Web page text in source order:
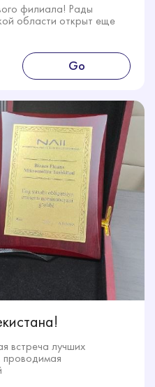
филиала! Рады
области открыт еще
Go
встреча лучших
проводимая